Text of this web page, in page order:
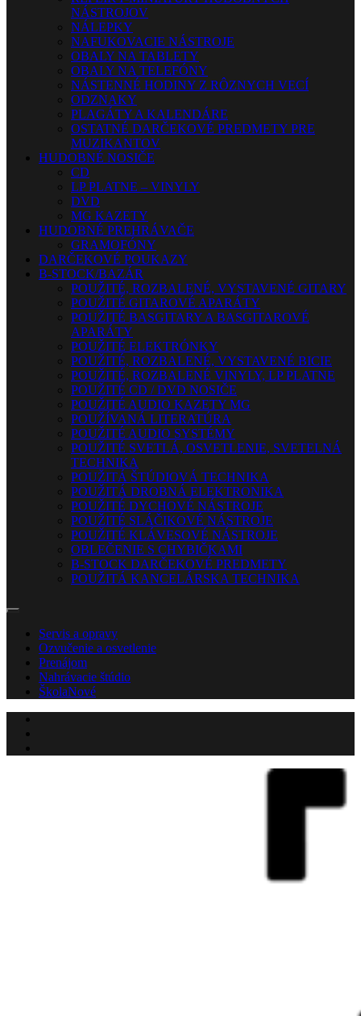
NÁSTROJOV
NÁLEPKY
NAFUKOVACIE NÁSTROJE
OBALY NA TABLETY
OBALY NA TELEFÓNY
NÁSTENNÉ HODINY Z RÔZNYCH VECÍ
ODZNAKY
PLAGÁTY A KALENDÁRE
OSTATNÉ DARČEKOVÉ PREDMETY PRE
MUZIKANTOV
HUDOBNÉ NOSIČE
CD
LP PLATNE – VINYLY
DVD
MG KAZETY
HUDOBNÉ PREHRÁVAČE
GRAMOFÓNY
DARČEKOVÉ POUKAZY
B-STOCK/BAZÁR
POUŽITÉ, ROZBALENÉ, VYSTAVENÉ GITARY
POUŽITÉ GITAROVÉ APARÁTY
POUŽITÉ BASGITARY A BASGITAROVÉ
APARÁTY
POUŽITÉ ELEKTRÓNKY
POUŽITÉ, ROZBALENÉ, VYSTAVENÉ BICIE
POUŽITÉ, ROZBALENÉ VINYLY, LP PLATNE
POUŽITÉ CD / DVD NOSIČE
POUŽITÉ AUDIO KAZETY MG
POUŽÍVANÁ LITERATÚRA
POUŽITÉ AUDIO SYSTÉMY
POUŽITÉ SVETLÁ, OSVETLENIE, SVETELNÁ
TECHNIKA
POUŽITÁ ŠTÚDIOVÁ TECHNIKA
POUŽITÁ DROBNÁ ELEKTRONIKA
POUŽITÉ DYCHOVÉ NÁSTROJE
POUŽITÉ SLÁČIKOVÉ NÁSTROJE
POUŽITÉ KLÁVESOVÉ NÁSTROJE
OBLEČENIE S CHYBIČKAMI
B-STOCK DARČEKOVÉ PREDMETY
POUŽITÁ KANCELÁRSKA TECHNIKA
Servis a opravy
Ozvučenie a osvetlenie
Prenájom
Nahrávacie štúdio
ŠkolaNové